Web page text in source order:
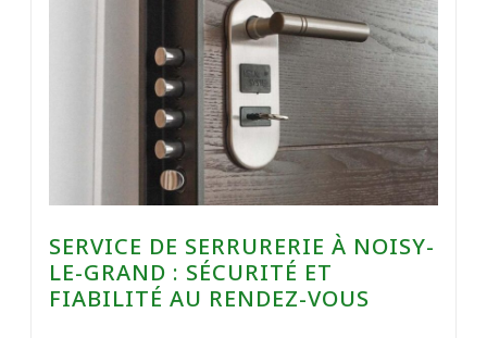
SERVICE DE SERRURERIE À NOISY-
LE-GRAND : SÉCURITÉ ET
FIABILITÉ AU RENDEZ-VOUS